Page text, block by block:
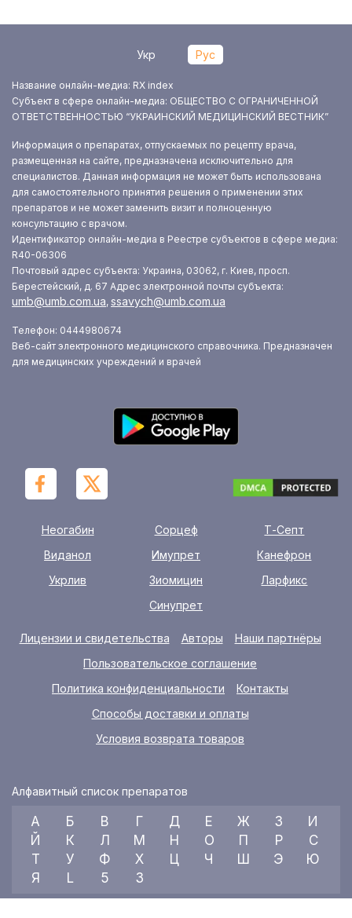
Укр Рус
Название онлайн-медиа: RX index
Субъект в сфере онлайн-медиа: ОБЩЕСТВО С ОГРАНИЧЕННОЙ
ОТВЕТСТВЕННОСТЬЮ “УКРАИНСКИЙ МЕДИЦИНСКИЙ ВЕСТНИК”
Информация о препаратах, отпускаемых по рецепту врача,
размещенная на сайте, предназначена исключительно для
специалистов. Данная информация не может быть использована
для самостоятельного принятия решения о применении этих
препаратов и не может заменить визит и полноценную
консультацию с врачом.
Идентификатор онлайн-медиа в Реестре субъектов в сфере медиа:
R40-06306
Почтовый адрес субъекта: Украина, 03062, г. Киев, просп.
Берестейский, д. 67 Адрес электронной почты субъекта:
umb@umb.com.ua, ssavych@umb.com.ua
Телефон: 0444980674
Веб-сайт электронного медицинского справочника. Предназначен
для медицинских учреждений и врачей
Неогабин Сорцеф
Т-Септ
Виданол
Имупрет
Канефрон
Укрлив
Зиомицин
Ларфикс
Синупрет
Лицензии и свидетельства Авторы
Наши партнёры
Пользовательское соглашение
Политика конфиденциальности
Контакты
Способы доставки и оплаты
Условия возврата товаров
Алфавитный список препаратов
А Б В Г Д Е Ж З
И
Й
К Л М Н О П Р
С
Т
У Ф Х Ц Ч Ш Э
Ю
Я
L 5 3